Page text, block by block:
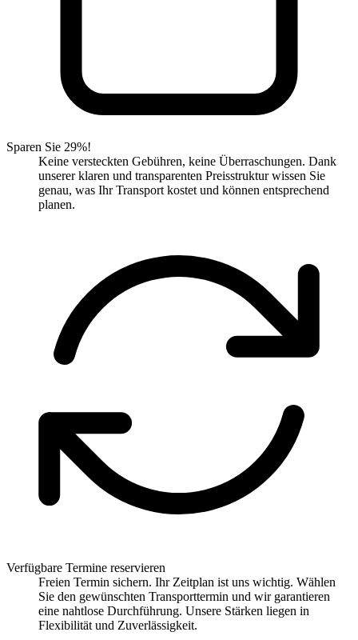
Sparen Sie 29%!
Keine versteckten Gebühren, keine Überraschungen. Dank
unserer klaren und transparenten Preisstruktur wissen Sie
genau, was Ihr Transport kostet und können entsprechend
planen.
Verfügbare Termine reservieren
Freien Termin sichern. Ihr Zeitplan ist uns wichtig. Wählen
Sie den gewünschten Transporttermin und wir garantieren
eine nahtlose Durchführung. Unsere Stärken liegen in
Flexibilität und Zuverlässigkeit.